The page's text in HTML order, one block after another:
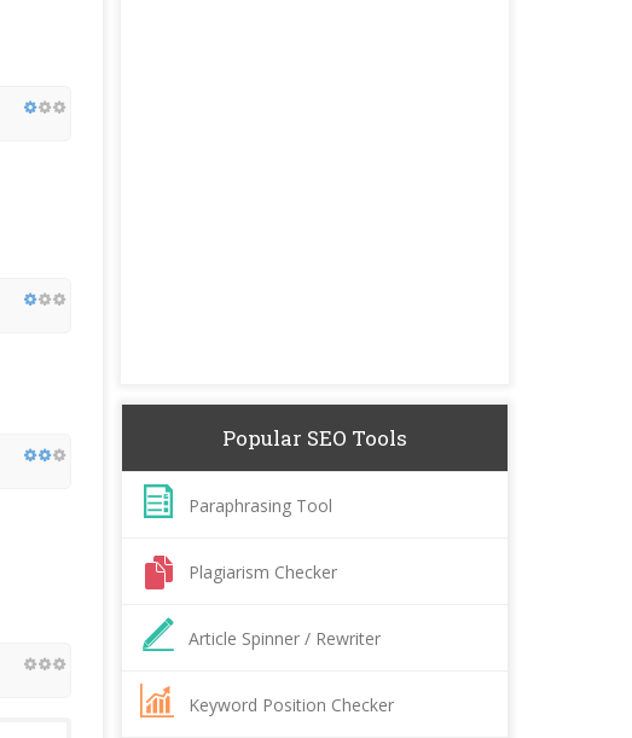
Popular SEO Tools
Paraphrasing Tool
Plagiarism Checker
Article Spinner / Rewriter
Keyword Position Checker